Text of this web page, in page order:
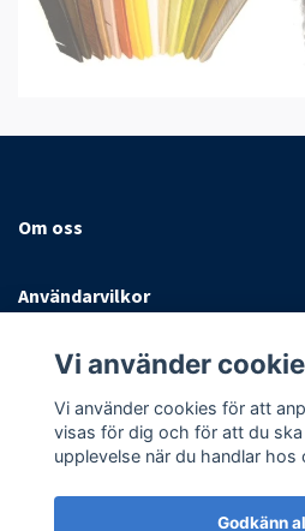
Om oss
Användarvilkor
Sociala medier
Vi använder
Vi använder cookies för att
visas för dig och för att du
upplevelse när du handlar hos
Godkänn